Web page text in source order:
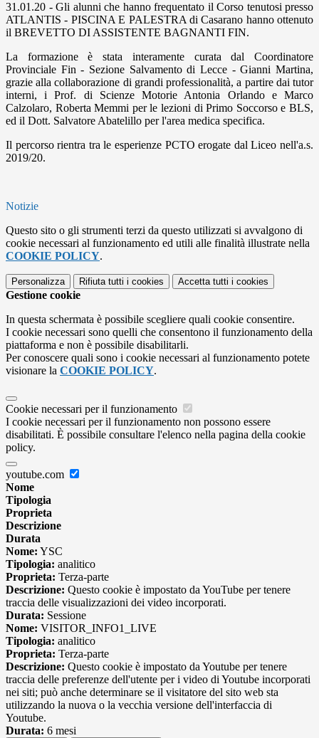
31.01.20 - Gli alunni che hanno frequentato il Corso tenutosi presso
ATLANTIS - PISCINA E PALESTRA di Casarano hanno ottenuto
il BREVETTO DI ASSISTENTE BAGNANTI FIN.
La formazione è stata interamente curata dal Coordinatore
Provinciale Fin - Sezione Salvamento di Lecce - Gianni Martina,
grazie alla collaborazione di grandi professionalità, a partire dai tutor
interni, i Prof. di Scienze Motorie Antonia Orlando e Marco
Calzolaro, Roberta Memmi per le lezioni di Primo Soccorso e BLS,
ed il Dott. Salvatore Abatelillo per l'area medica specifica.
Il percorso rientra tra le esperienze PCTO erogate dal Liceo nell'a.s.
2019/20.
Notizie
Questo sito o gli strumenti terzi da questo utilizzati si avvalgono di
cookie necessari al funzionamento ed utili alle finalità illustrate nella
COOKIE POLICY.
Personalizza Rifiuta tutti i cookies Accetta tutti i cookies
Gestione cookie
In questa schermata è possibile scegliere quali cookie consentire.
I cookie necessari sono quelli che consentono il funzionamento della
piattaforma e non è possibile disabilitarli.
Per conoscere quali sono i cookie necessari al funzionamento potete
visionare la COOKIE POLICY.
Cookie necessari per il funzionamento
I cookie necessari per il funzionamento non possono essere
disabilitati. È possibile consultare l'elenco nella pagina della cookie
policy.
youtube.com
Nome
Tipologia
Proprieta
Descrizione
Durata
Nome: YSC
Tipologia: analitico
Proprieta: Terza-parte
Descrizione: Questo cookie è impostato da YouTube per tenere
traccia delle visualizzazioni dei video incorporati.
Durata: Sessione
Nome: VISITOR_INFO1_LIVE
Tipologia: analitico
Proprieta: Terza-parte
Descrizione: Questo cookie è impostato da Youtube per tenere
traccia delle preferenze dell'utente per i video di Youtube incorporati
nei siti; può anche determinare se il visitatore del sito web sta
utilizzando la nuova o la vecchia versione dell'interfaccia di
Youtube.
Durata: 6 mesi